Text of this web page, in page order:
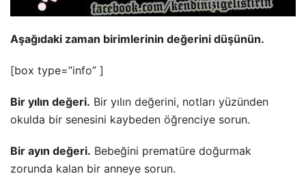
Aşağıdaki zaman birimlerinin değerini düşünün.
[box type=”info” ]
Bir yılın değeri. Bir yılın değerini, notları yüzünden
okulda bir senesini kaybeden öğrenciye sorun.
Bir ayın değeri. Bebeğini prematüre doğurmak
zorunda kalan bir anneye sorun.